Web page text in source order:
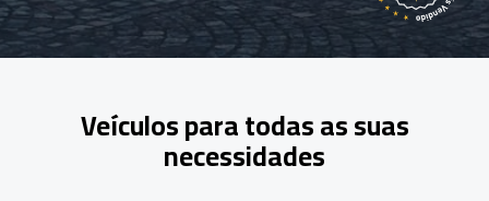
Veículos para todas as suas
necessidades